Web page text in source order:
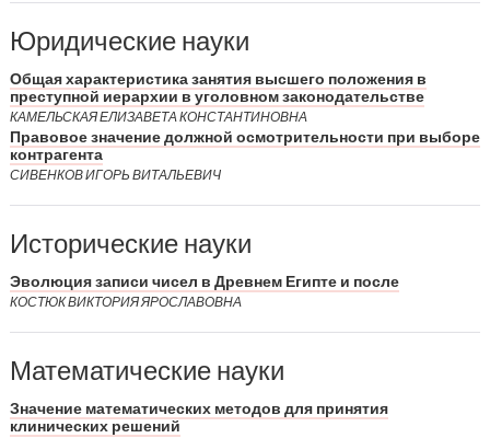
Юридические науки
Общая характеристика занятия высшего положения в
преступной иерархии в уголовном законодательстве
КАМЕЛЬСКАЯ ЕЛИЗАВЕТА КОНСТАНТИНОВНА
Правовое значение должной осмотрительности при выборе
контрагента
СИВЕНКОВ ИГОРЬ ВИТАЛЬЕВИЧ
Исторические науки
Эволюция записи чисел в Древнем Египте и после
КОСТЮК ВИКТОРИЯ ЯРОСЛАВОВНА
Математические науки
Значение математических методов для принятия
клинических решений